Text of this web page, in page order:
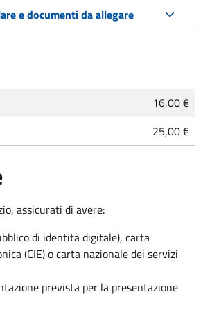
e documenti da allegare
16,00 €
25,00 €
assicurati di avere:
di identità digitale), carta
(CIE) o carta nazionale dei servizi
prevista per la presentazione